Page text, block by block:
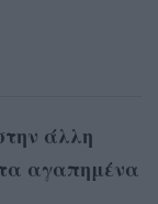
άλλη
αγαπημένα